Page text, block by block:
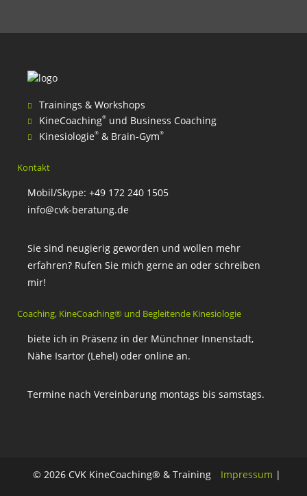
Trainings & Workshops
KineCoaching® und Business Coaching
Kinesiologie® & Brain-Gym®
Kontakt
Mobil/Skype: +49 172 240 1505
info@cvk-beratung.de
Sie sind neugierig geworden und wollen mehr
erfahren? Rufen Sie mich gerne an oder schreiben
mir!
Coaching, KineCoaching® und Begleitende Kinesiologie
biete ich in Präsenz in der Münchner Innenstadt,
Nähe Isartor (Lehel) oder online an.
Termine nach Vereinbarung montags bis samstags.
© 2026 CVK KineCoaching® & Training Impressum |